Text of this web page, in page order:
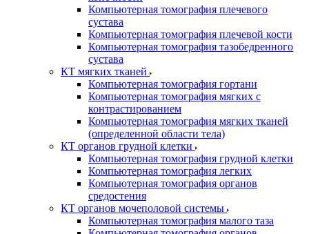
Компьютерная томография плечевого
сустава
Компьютерная томография плечевой кости
Компьютерная томография тазобедренного
сустава
КТ мягких тканей
Компьютерная томография гортани
Компьютерная томография мягких с
контрастированием
Компьютерная томография мягких тканей
(определенной области тела)
КТ органов грудной клетки
Компьютерная томография грудной клетки
Компьютерная томография легких
Компьютерная томография органов
средостения
КТ органов мочеполовой системы
Компьютерная томография малого таза